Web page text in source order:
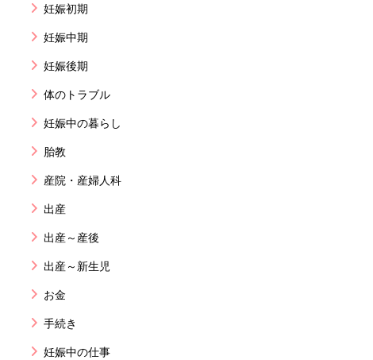
妊娠初期
妊娠中期
妊娠後期
体のトラブル
妊娠中の暮らし
胎教
産院・産婦人科
出産
出産～産後
出産～新生児
お金
手続き
妊娠中の仕事